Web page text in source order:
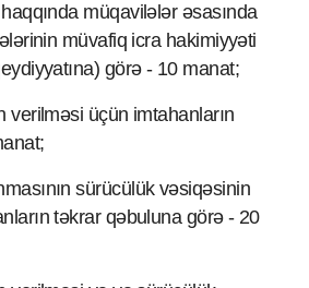
yaş
müqavilələr əsasında
müvafiq icra hakimiyyəti
görə - 10 manat;
verilməsi üçün imtahanların
sürücülük vəsiqəsinin
təkrar qəbuluna görə - 20